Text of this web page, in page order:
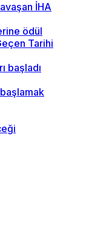
İHA
ödül
Tarihi
başladı